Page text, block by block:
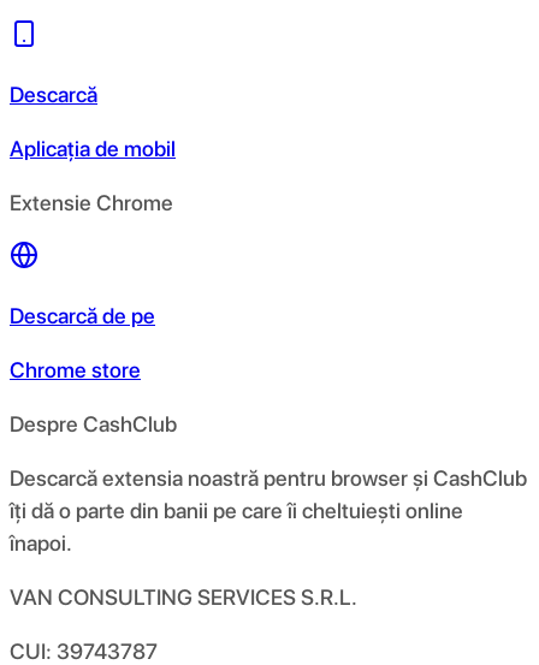
Descarcă
Aplicația de mobil
Extensie Chrome
Descarcă de pe
Chrome store
Despre CashClub
Descarcă extensia noastră pentru browser și CashClub
îți dă o parte din banii pe care îi cheltuiești online
înapoi.
VAN CONSULTING SERVICES S.R.L.
CUI: 39743787